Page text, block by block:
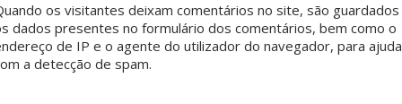
os visitantes deixam comentários no site, são guardados
dados presentes no formulário dos comentários, bem como o
de IP e o agente do utilizador do navegador, para
a detecção de spam.